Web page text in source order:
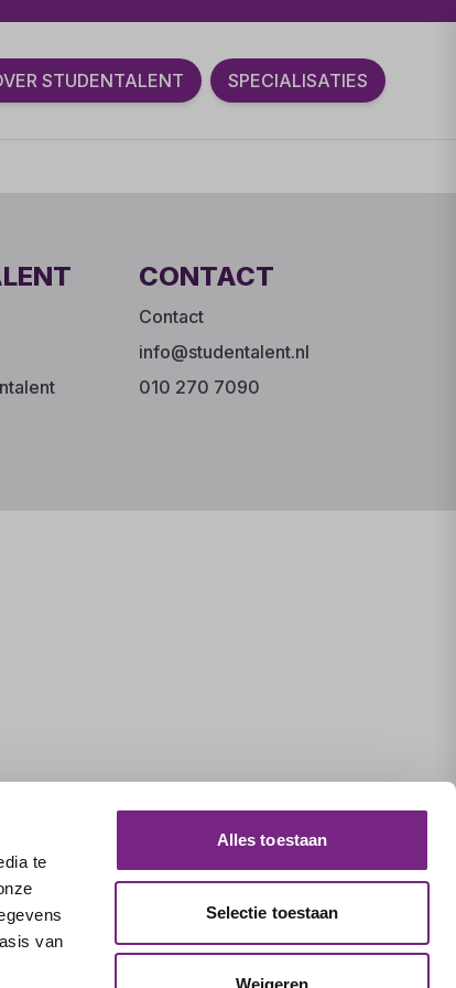
te
van
Alles toestaan
Selectie toestaan
Weigeren
STUDENTALENT SPECIALISATIES
CONTACT
Contact
info@studentalent.nl
010 270 7090